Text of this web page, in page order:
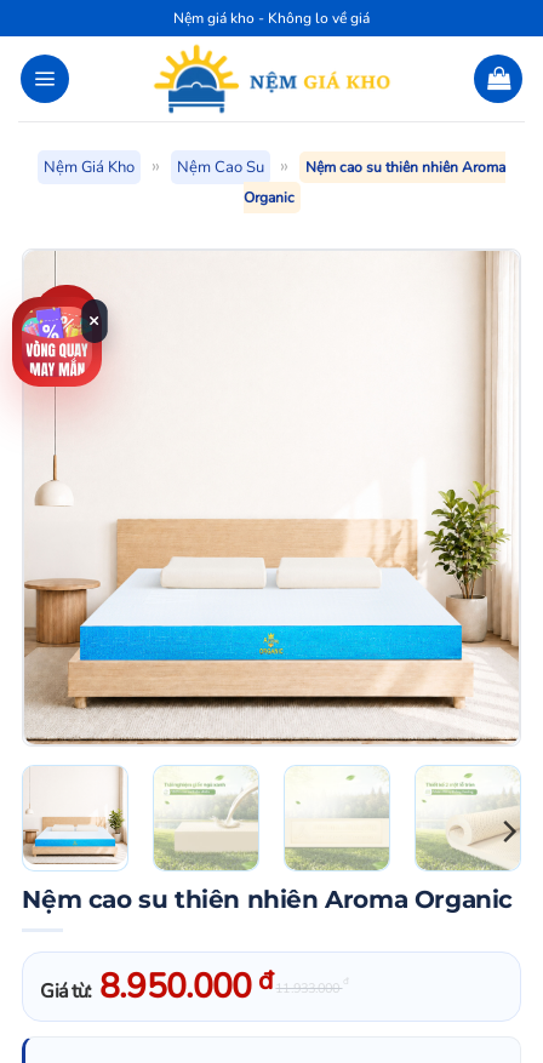
qua
nội
dung
Nệm giá kho - Không lo về giá
Nệm Giá Kho » Nệm Cao Su »
Nệm cao su thiên nhiên Aroma
Organic
-25%
Nệm cao su thiên nhiên Aroma Organic
Giá từ: 8.950.000 đ 11.933.000đ
×